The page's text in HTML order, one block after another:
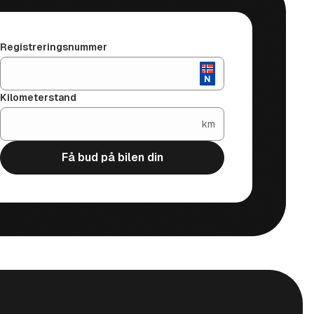
Registreringsnummer
Kilometerstand
km
Få bud på bilen din